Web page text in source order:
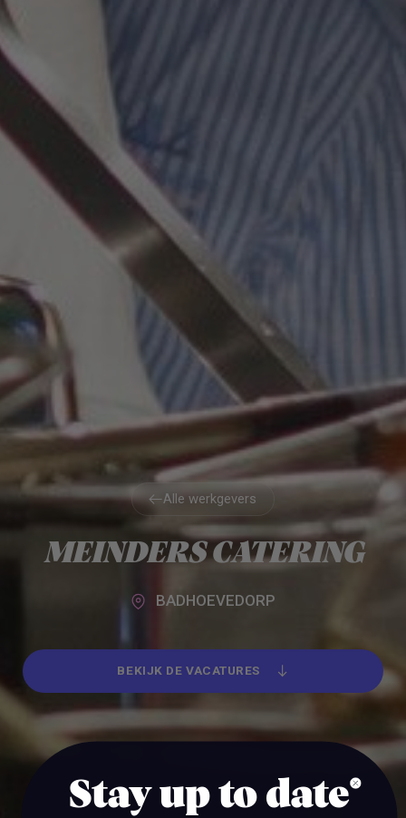
Alle werkgevers
Alle werkgevers
MEINDERS CATERING
BADHOEVEDORP
BEKIJK DE VACATURES
BEKIJK DE VACATURES
Stay up to date